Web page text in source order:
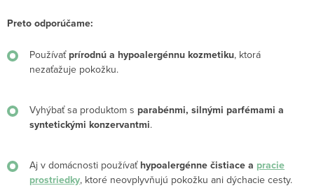
Preto odporúčame:
Používať prírodnú a hypoalergénnu kozmetiku, ktorá
nezaťažuje pokožku.
Vyhýbať sa produktom s parabénmi, silnými parfémami a
syntetickými konzervantmi.
Aj v domácnosti používať hypoalergénne čistiace a pracie
prostriedky, ktoré neovplyvňujú pokožku ani dýchacie cesty.